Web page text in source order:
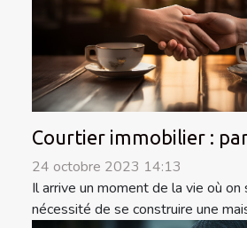
Courtier immobilier :
24 octobre 2023 14:13
Il arrive un moment de la vie où
nécessité de se construire une